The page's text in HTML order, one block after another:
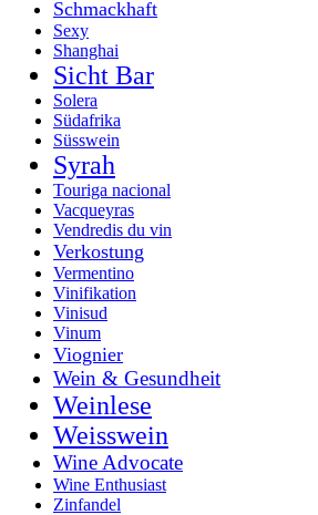
Schmackhaft
Sexy
Shanghai
Sicht Bar
Solera
Südafrika
Süsswein
Syrah
Touriga nacional
Vacqueyras
Vendredis du vin
Verkostung
Vermentino
Vinifikation
Vinisud
Vinum
Viognier
Wein & Gesundheit
Weinlese
Weisswein
Wine Advocate
Wine Enthusiast
Zinfandel